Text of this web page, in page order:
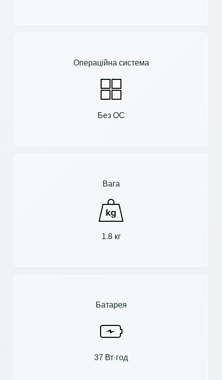
Операційна система
Без ОС
Вага
1.8 кг
Батарея
37 Вт·год